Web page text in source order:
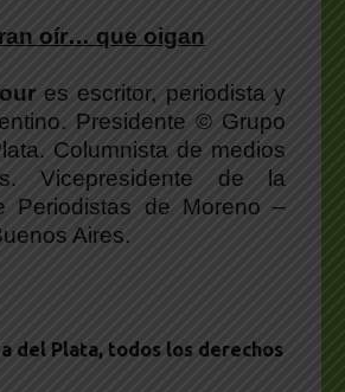
oír… que oigan
es escritor, periodista y
Presidente © Grupo
Columnista de medios
Vicepresidente de la
Periodistas de Moreno –
Aires.
del Plata, todos los derechos